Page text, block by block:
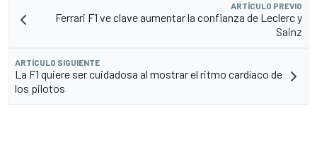
ARTÍCULO PREVIO
Ferrari F1 ve clave aumentar la confianza de Leclerc y
Sainz
ARTÍCULO SIGUIENTE
La F1 quiere ser cuidadosa al mostrar el ritmo cardíaco de
los pilotos